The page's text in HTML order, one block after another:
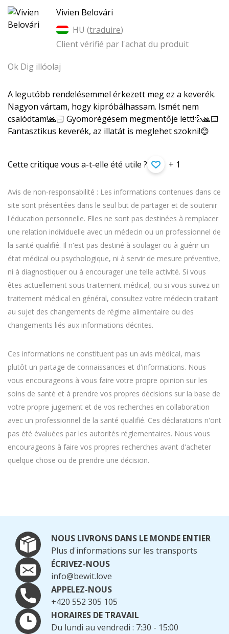
Vivien Belovári
HU (traduire)
Client vérifié par l'achat du produit
Ok Dig illóolaj
A legutóbb rendelésemmel érkezett meg ez a keverék.
Nagyon vártam, hogy kipróbálhassam. Ismét nem
csalódtam!🙏🏻 Gyomorégésem megmentője lett!💦🙏🏻
Fantasztikus keverék, az illatát is meglehet szokni!😊
Cette critique vous a-t-elle été utile ? + 1
Avis de non-responsabilité : Les informations contenues dans ce
site sont présentées dans le seul but de partager et de soutenir
l'éducation personnelle. Elles ne sont pas destinées à remplacer
une relation individuelle avec un médecin ou un professionnel de
la santé qualifié. Il n'est pas destiné à soulager ou à guérir un
état médical ou psychologique, ni à servir de mesure préventive,
ni à diagnostiquer ou à encourager une telle activité. Si vous
êtes actuellement sous traitement médical, ou si vous suivez un
traitement médical en général, consultez votre médecin traitant
au sujet des changements de régime alimentaire ou des
changements liés aux informations décrites.
Ces informations ne constituent pas un avis médical, mais
plutôt un partage de connaissances et d'informations. Nous
vous encourageons à vous faire votre propre opinion sur les
soins de santé et à prendre vos propres décisions sur la base de
votre propre jugement et de vos recherches en collaboration
avec un professionnel de la santé qualifié. Ces déclarations n'ont
pas été évaluées par les autorités réglementaires. Nous vous
encourageons à faire vos propres recherches avant d'acheter
quelque chose ou de prendre une décision.
NOUS LIVRONS DANS LE MONDE ENTIER
Plus d'informations sur les transports
ÉCRIVEZ-NOUS
info@bewit.love
APPELEZ-NOUS
+420 552 305 105
HORAIRES DE TRAVAIL
Du lundi au vendredi : 7:30 - 15:00